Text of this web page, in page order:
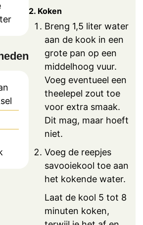
2. Koken
Breng 1,5 liter water
aan de kook in een
grote pan op een
middelhoog vuur.
Voeg eventueel een
theelepel zout toe
voor extra smaak.
Dit mag, maar hoeft
niet.
Voeg de reepjes
savooiekool toe aan
het kokende water.
Laat de kool 5 tot 8
minuten koken,